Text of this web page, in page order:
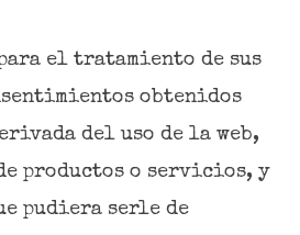
el tratamiento de sus
obtenidos
del uso de la web,
productos o servicios, y
pudiera serle de